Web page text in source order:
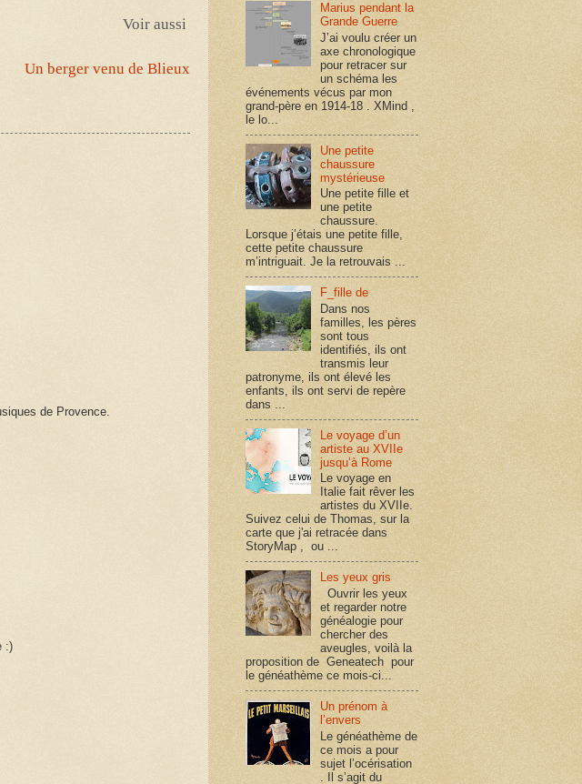
Voir aussi
Un berger venu de Blieux
de Provence.
:)
Marius pendant la
Grande Guerre
J’ai voulu créer un
axe chronologique
pour retracer sur
un schéma les
événements vécus par mon
grand-père en 1914-18 . XMind ,
le lo...
Une petite
chaussure
mystérieuse
Une petite fille et
une petite
chaussure.
Lorsque j’étais une petite fille,
cette petite chaussure
m’intriguait. Je la retrouvais ...
F_fille de
Dans nos
familles, les pères
sont tous
identifiés, ils ont
transmis leur
patronyme, ils ont élevé les
enfants, ils ont servi de repère
dans ...
Le voyage d’un
artiste au XVIIe
jusqu’à Rome
Le voyage en
Italie fait rêver les
artistes du XVIIe.
Suivez celui de Thomas, sur la
carte que j'ai retracée dans
StoryMap , ou ...
Les yeux gris
Ouvrir les yeux
et regarder notre
généalogie pour
chercher des
aveugles, voilà la
proposition de Geneatech pour
le généathème ce mois-ci...
Un prénom à
l’envers
Le généathème de
ce mois a pour
sujet l’océrisation
. Il s’agit du